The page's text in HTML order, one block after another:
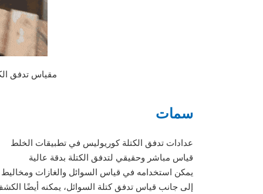
مقياس تدفق
سمات
عدادات تدفق الكتلة كوريوليس في تطبيقات الخلط
قياس مباشر وحقيقي لتدفق الكتلة بدقة عالية
يمكن استخدامه في قياس السوائل والغازات
إلى جانب قياس تدفق كتلة السوائل، يمكنه أيضًا